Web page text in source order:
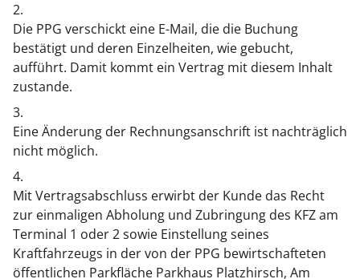
2.
Die PPG verschickt eine E-Mail, die die Buchung
bestätigt und deren Einzelheiten, wie gebucht,
aufführt. Damit kommt ein Vertrag mit diesem Inhalt
zustande.
3.
Eine Änderung der Rechnungsanschrift ist nachträglich
nicht möglich.
4.
Mit Vertragsabschluss erwirbt der Kunde das Recht
zur einmaligen Abholung und Zubringung des KFZ am
Terminal 1 oder 2 sowie Einstellung seines
Kraftfahrzeugs in der von der PPG bewirtschafteten
öffentlichen Parkfläche Parkhaus Platzhirsch, Am